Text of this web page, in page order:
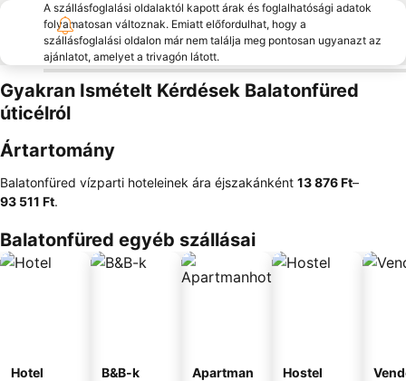
A szállásfoglalási oldalaktól kapott árak és foglalhatósági adatok
folyamatosan változnak. Emiatt előfordulhat, hogy a
szállásfoglalási oldalon már nem találja meg pontosan ugyanazt az
ajánlatot, amelyet a trivagón látott.
Gyakran Ismételt Kérdések Balatonfüred
úticélról
Ártartomány
Balatonfüred vízparti hoteleinek ára éjszakánként ‎13 876 Ft–
93 511 Ft.
Balatonfüred egyéb szállásai
Hotel B&B-k
Apartman
Hostel